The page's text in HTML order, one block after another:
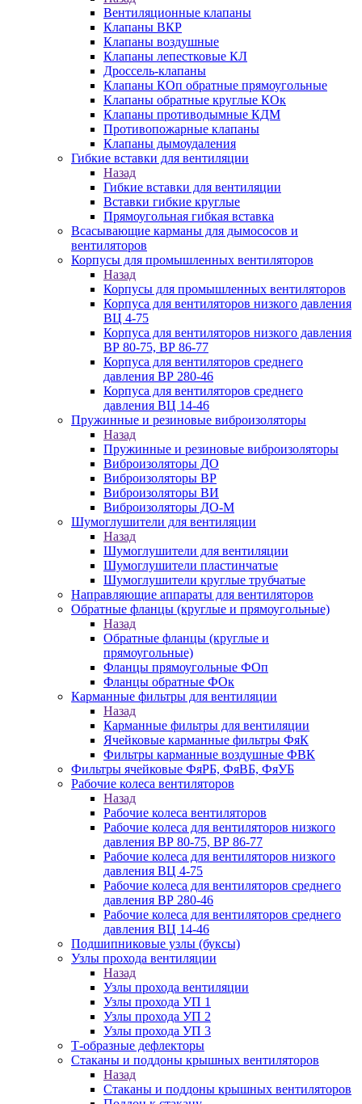
Вентиляционные клапаны
Клапаны ВКР
Клапаны воздушные
Клапаны лепестковые КЛ
Дроссель-клапаны
Клапаны КОп обратные прямоугольные
Клапаны обратные круглые КОк
Клапаны противодымные КДМ
Противопожарные клапаны
Клапаны дымоудаления
Гибкие вставки для вентиляции
Назад
Гибкие вставки для вентиляции
Вставки гибкие круглые
Прямоугольная гибкая вставка
Всасывающие карманы для дымососов и
вентиляторов
Корпусы для промышленных вентиляторов
Назад
Корпусы для промышленных вентиляторов
Корпуса для вентиляторов низкого давления
ВЦ 4-75
Корпуса для вентиляторов низкого давления
ВР 80-75, ВР 86-77
Корпуса для вентиляторов среднего
давления ВР 280-46
Корпуса для вентиляторов среднего
давления ВЦ 14-46
Пружинные и резиновые виброизоляторы
Назад
Пружинные и резиновые виброизоляторы
Виброизоляторы ДО
Виброизоляторы ВР
Виброизоляторы ВИ
Виброизоляторы ДО-М
Шумоглушители для вентиляции
Назад
Шумоглушители для вентиляции
Шумоглушители пластинчатые
Шумоглушители круглые трубчатые
Направляющие аппараты для вентиляторов
Обратные фланцы (круглые и прямоугольные)
Назад
Обратные фланцы (круглые и
прямоугольные)
Фланцы прямоугольные ФОп
Фланцы обратные ФОк
Карманные фильтры для вентиляции
Назад
Карманные фильтры для вентиляции
Ячейковые карманные фильтры ФяК
Фильтры карманные воздушные ФВК
Фильтры ячейковые ФяРБ, ФяВБ, ФяУБ
Рабочие колеса вентиляторов
Назад
Рабочие колеса вентиляторов
Рабочие колеса для вентиляторов низкого
давления ВР 80-75, ВР 86-77
Рабочие колеса для вентиляторов низкого
давления ВЦ 4-75
Рабочие колеса для вентиляторов среднего
давления ВР 280-46
Рабочие колеса для вентиляторов среднего
давления ВЦ 14-46
Подшипниковые узлы (буксы)
Узлы прохода вентиляции
Назад
Узлы прохода вентиляции
Узлы прохода УП 1
Узлы прохода УП 2
Узлы прохода УП 3
Т-образные дефлекторы
Стаканы и поддоны крышных вентиляторов
Назад
Стаканы и поддоны крышных вентиляторов